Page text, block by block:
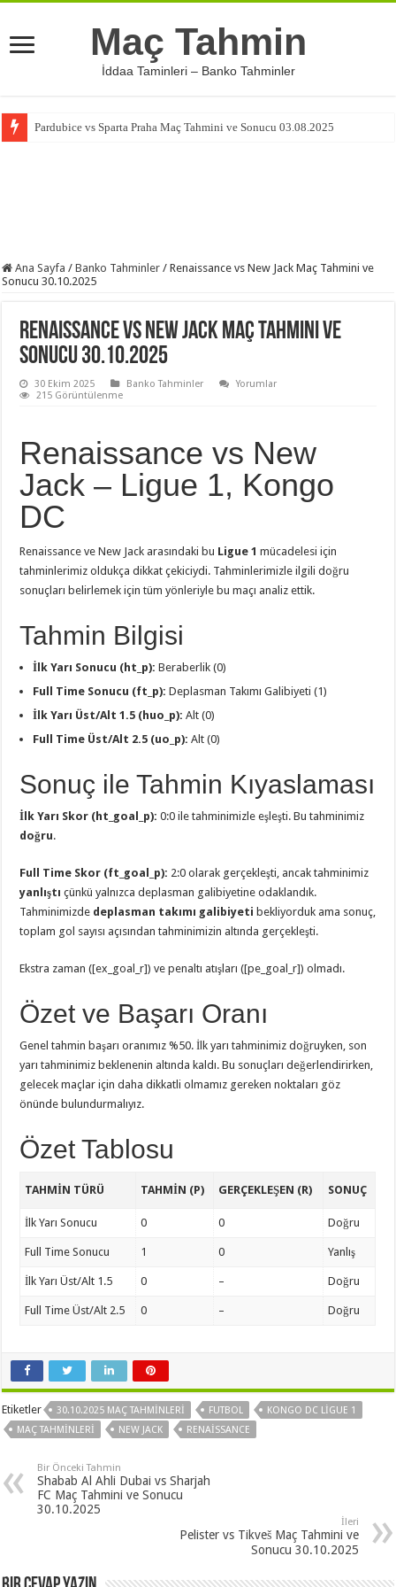
Maç Tahmin
İddaa Taminleri – Banko Tahminler
Pardubice vs Sparta Praha Maç Tahmini ve Sonucu 03.08.2025
Ana Sayfa / Banko Tahminler / Renaissance vs New Jack Maç Tahmini ve
Sonucu 30.10.2025
Renaissance vs New Jack Maç Tahmini ve
Sonucu 30.10.2025
30 Ekim 2025 Banko Tahminler
Yorumlar
215 Görüntülenme
Renaissance vs New
Jack – Ligue 1, Kongo
DC
Renaissance ve New Jack arasındaki bu Ligue 1 mücadelesi için
tahminlerimiz oldukça dikkat çekiciydi. Tahminlerimizle ilgili doğru
sonuçları belirlemek için tüm yönleriyle bu maçı analiz ettik.
Tahmin Bilgisi
İlk Yarı Sonucu (ht_p): Beraberlik (0)
Full Time Sonucu (ft_p): Deplasman Takımı Galibiyeti (1)
İlk Yarı Üst/Alt 1.5 (huo_p): Alt (0)
Full Time Üst/Alt 2.5 (uo_p): Alt (0)
Sonuç ile Tahmin Kıyaslaması
İlk Yarı Skor (ht_goal_p): 0:0 ile tahminimizle eşleşti. Bu tahminimiz
doğru.
Full Time Skor (ft_goal_p): 2:0 olarak gerçekleşti, ancak tahminimiz
yanlıştı çünkü yalnızca deplasman galibiyetine odaklandık.
Tahminimizde deplasman takımı galibiyeti bekliyorduk ama sonuç,
toplam gol sayısı açısından tahminimizin altında gerçekleşti.
Ekstra zaman ([ex_goal_r]) ve penaltı atışları ([pe_goal_r]) olmadı.
Özet ve Başarı Oranı
Genel tahmin başarı oranımız %50. İlk yarı tahminimiz doğruyken, son
yarı tahminimiz beklenenin altında kaldı. Bu sonuçları değerlendirirken,
gelecek maçlar için daha dikkatli olmamız gereken noktaları göz
önünde bulundurmalıyız.
Özet Tablosu
TAHMIN TÜRÜ TAHMIN (P) GERÇEKLEŞEN (R) SONUÇ
İlk Yarı Sonucu 0 0 Doğru
Full Time Sonucu 1 0 Yanlış
İlk Yarı Üst/Alt 1.5 0 – Doğru
Full Time Üst/Alt 2.5 0 – Doğru
Etiketler 30.10.2025 MAÇ TAHMINLERI FUTBOL
KONGO DC LIGUE 1
MAÇ TAHMINLERI
NEW JACK RENAISSANCE
Bir Önceki Tahmin
Shabab Al Ahli Dubai vs Sharjah
FC Maç Tahmini ve Sonucu
30.10.2025
İleri
Pelister vs Tikveš Maç Tahmini ve
Sonucu 30.10.2025